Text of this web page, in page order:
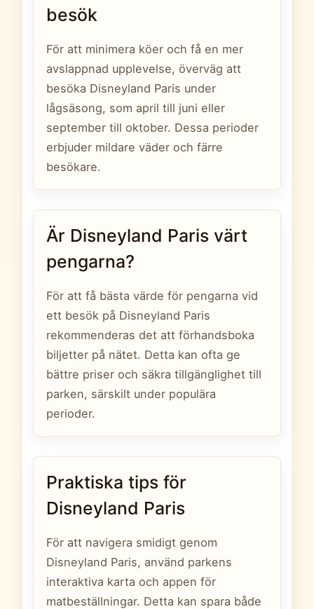
besök
För att minimera köer och få en mer
avslappnad upplevelse, överväg att
besöka Disneyland Paris under
lågsäsong, som april till juni eller
september till oktober. Dessa perioder
erbjuder mildare väder och färre
besökare.
Är Disneyland Paris värt
pengarna?
För att få bästa värde för pengarna vid
ett besök på Disneyland Paris
rekommenderas det att förhandsboka
biljetter på nätet. Detta kan ofta ge
bättre priser och säkra tillgänglighet till
parken, särskilt under populära
perioder.
Praktiska tips för
Disneyland Paris
För att navigera smidigt genom
Disneyland Paris, använd parkens
interaktiva karta och appen för
matbeställningar. Detta kan spara både